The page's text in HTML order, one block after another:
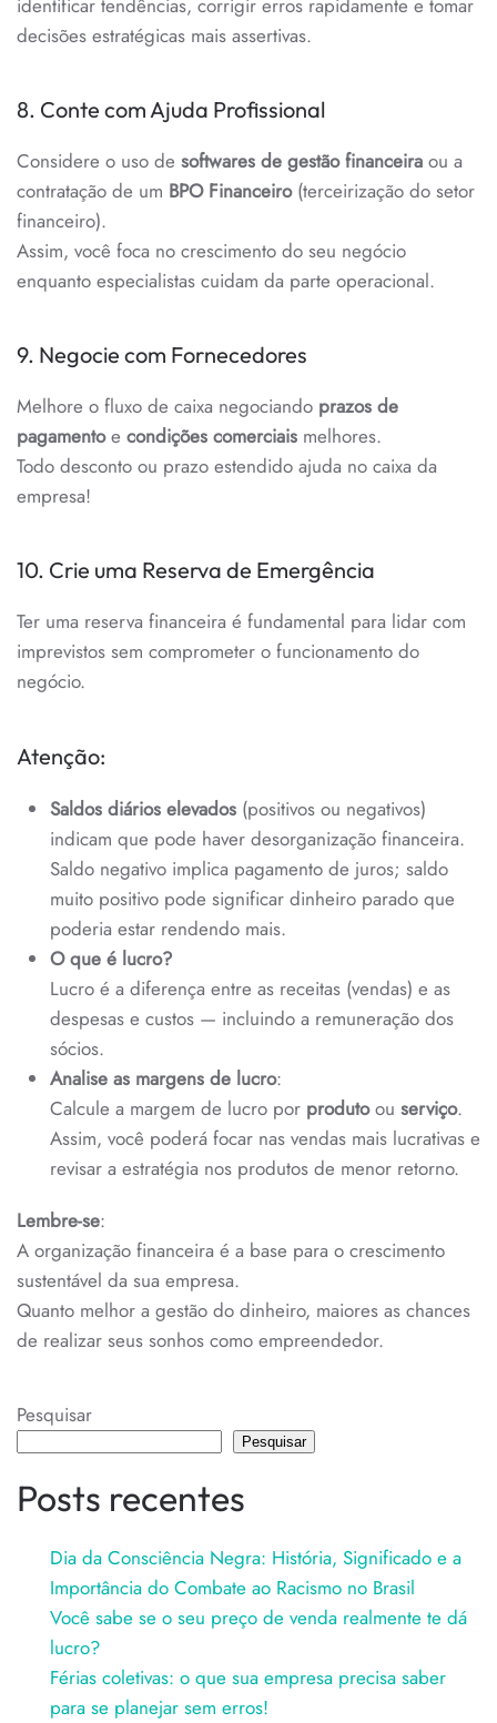
identificar tendências, corrigir erros rapidamente e tomar
decisões estratégicas mais assertivas.
8. Conte com Ajuda Profissional
Considere o uso de softwares de gestão financeira ou a
contratação de um BPO Financeiro(terceirização do setor
financeiro).
Assim, você foca no crescimento do seu negócio
enquanto especialistas cuidam da parte operacional.
9. Negocie com Fornecedores
Melhore o fluxo de caixa negociando prazos de
pagamentoe condições comerciais melhores.
Todo desconto ou prazo estendido ajuda no caixa da
empresa!
10. Crie uma Reserva de Emergência
Ter uma reserva financeira é fundamental para lidar com
imprevistos sem comprometer o funcionamento do
negócio.
Atenção:
Saldos diários elevados (positivos ou negativos)
indicam que pode haver desorganização financeira.
Saldo negativo implica pagamento de juros; saldo
muito positivo pode significar dinheiro parado que
poderia estar rendendo mais.
O que é lucro?
Lucro é a diferença entre as receitas (vendas) e as
despesas e custos — incluindo a remuneração dos
sócios.
Analise as margens de lucro:
Calcule a margem de lucro por produtoou serviço.
Assim, você poderá focar nas vendas mais lucrativas e
revisar a estratégia nos produtos de menor retorno.
Lembre-se:
A organização financeira é a base para o crescimento
sustentável da sua empresa.
Quanto melhor a gestão do dinheiro, maiores as chances
de realizar seus sonhos como empreendedor.
Pesquisar
Pesquisar
Posts recentes
Dia da Consciência Negra: História, Significado e a
Importância do Combate ao Racismo no Brasil
Você sabe se o seu preço de venda realmente te dá
lucro?
Férias coletivas: o que sua empresa precisa saber
para se planejar sem erros!